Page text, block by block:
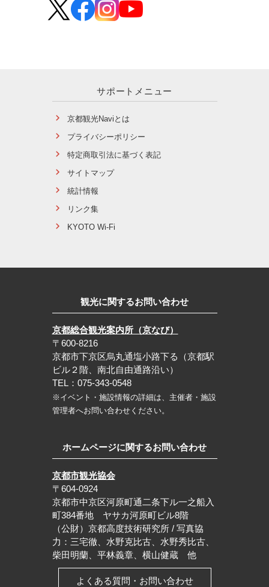
サポートメニュー
京都観光Naviとは
プライバシーポリシー
特定商取引法に基づく表記
サイトマップ
統計情報
リンク集
KYOTO Wi-Fi
観光に関するお問い合わせ
京都総合観光案内所（京なび）
〒600-8216
京都市下京区烏丸通塩小路下る（京都駅
ビル２階、南北自由通路沿い）
TEL：075-343-0548
※イベント・施設情報の詳細は、主催者・施設
管理者へお問い合わせください。
ホームページに関するお問い合わせ
京都市観光協会
〒604-0924
京都市中京区河原町通二条下ル一之船入
町384番地 ヤサカ河原町ビル8階
（公財）京都高度技術研究所 / 写真協
力：三宅徹、水野克比古、水野秀比古、
柴田明蘭、平林義章、横山健蔵 他
よくある質問・お問い合わせ